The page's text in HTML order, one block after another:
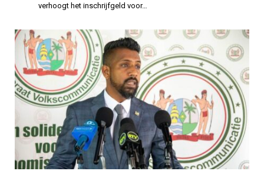
verhoogt het inschrijfgeld voor…